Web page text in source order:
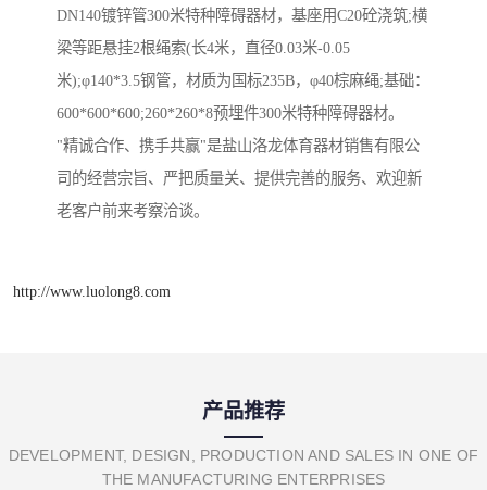
DN140镀锌管300米特种障碍器材，基座用C20砼浇筑;横
梁等距悬挂2根绳索(长4米，直径0.03米-0.05
米);φ140*3.5钢管，材质为国标235B，φ40棕麻绳;基础：
600*600*600;260*260*8预埋件300米特种障碍器材。
"精诚合作、携手共赢"是盐山洛龙体育器材销售有限公
司的经营宗旨、严把质量关、提供完善的服务、欢迎新
老客户前来考察洽谈。
http://www.luolong8.com
产品推荐
DEVELOPMENT, DESIGN, PRODUCTION AND SALES IN ONE OF
THE MANUFACTURING ENTERPRISES